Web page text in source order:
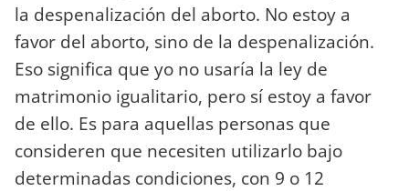
la despenalización del aborto. No estoy a
favor del aborto, sino de la despenalización.
Eso significa que yo no usaría la ley de
matrimonio igualitario, pero sí estoy a favor
de ello. Es para aquellas personas que
consideren que necesiten utilizarlo bajo
determinadas condiciones, con 9 o 12